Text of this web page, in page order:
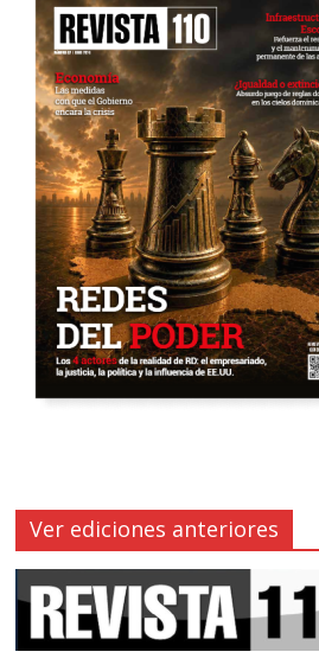
Ver ediciones anteriores